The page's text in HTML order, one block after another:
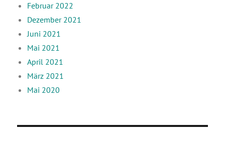
Februar 2022
Dezember 2021
Juni 2021
Mai 2021
April 2021
März 2021
Mai 2020